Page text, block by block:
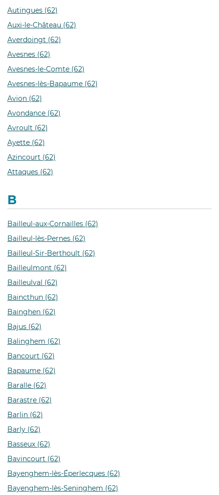
Autingues (62)
Auxi-le-Château (62)
Averdoingt (62)
Avesnes (62)
Avesnes-le-Comte (62)
Avesnes-lès-Bapaume (62)
Avion (62)
Avondance (62)
Avroult (62)
Ayette (62)
Azincourt (62)
Attaques (62)
B
Bailleul-aux-Cornailles (62)
Bailleul-lès-Pernes (62)
Bailleul-Sir-Berthoult (62)
Bailleulmont (62)
Bailleulval (62)
Baincthun (62)
Bainghen (62)
Bajus (62)
Balinghem (62)
Bancourt (62)
Bapaume (62)
Baralle (62)
Barastre (62)
Barlin (62)
Barly (62)
Basseux (62)
Bavincourt (62)
Bayenghem-lès-Éperlecques (62)
Bayenghem-lès-Seninghem (62)